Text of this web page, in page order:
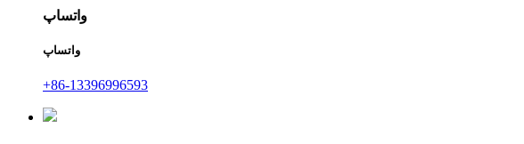
واتساپ
واتساپ
‎+86-13396996593‎